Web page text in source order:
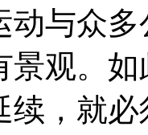
动与众
景观。
续，就